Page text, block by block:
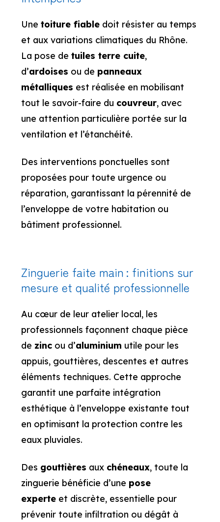
Une toiture fiabledoit résister au temps
et aux variations climatiques du Rhône.
La pose de tuiles terre cuite,
d’ardoises ou de panneaux
métalliques est réalisée en mobilisant
tout le savoir-faire du couvreur, avec
une attention particulière portée sur la
ventilation et l’étanchéité.
Des interventions ponctuelles sont
proposées pour toute urgence ou
réparation, garantissant la pérennité de
l’enveloppe de votre habitation ou
bâtiment professionnel.
Zinguerie faite main : finitions sur
mesure et qualité professionnelle
Au cœur de leur atelier local, les
professionnels façonnent chaque pièce
de zincou d’aluminium utile pour les
appuis, gouttières, descentes et autres
éléments techniques. Cette approche
garantit une parfaite intégration
esthétique à l’enveloppe existante tout
en optimisant la protection contre les
eaux pluviales.
Des gouttières aux chéneaux, toute la
zinguerie bénéficie d’une pose
experteet discrète, essentielle pour
prévenir toute infiltration ou dégât à